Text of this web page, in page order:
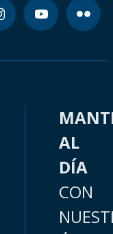
AL
DÍA
CON